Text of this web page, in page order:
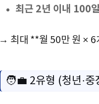
최근 2년 이내 100
→ 최대 **월 50만 원 × 6
🧑‍💼 2유형 (청년·중